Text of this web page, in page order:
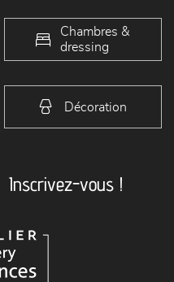
Chambres &
dressing
Décoration
Inscrivez-vous !